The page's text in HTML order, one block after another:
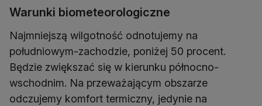
Warunki biometeorologiczne
Najmniejszą wilgotność odnotujemy na
południowym-zachodzie, poniżej 50 procent.
Będzie zwiększać się w kierunku północno-
wschodnim. Na przeważającym obszarze
odczujemy komfort termiczny, jedynie na